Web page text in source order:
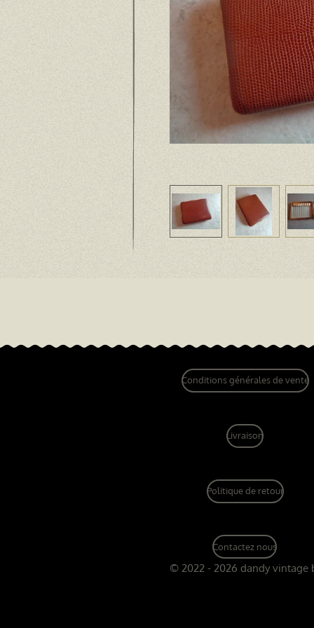
Conditions générales de vente
Livraison
Politique de retour
Contactez nous
© 2022 - 2026 dandy vintage